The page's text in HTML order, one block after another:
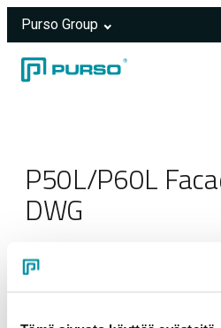
Purso Group
P50L/P60L
DWG